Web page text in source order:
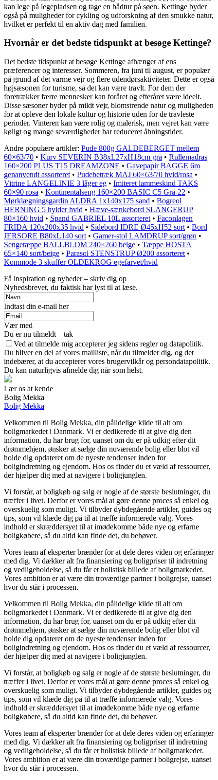
kan lege på legepladsen og tage en bådtur på søen. Kettinge byder
også på muligheder for cykling og udforskning af den smukke natur,
hvilket er perfekt til en aktiv dag med familien.
Hvornår er det bedste tidspunkt at besøge Kettinge?
Det bedste tidspunkt at besøge Kettinge afhænger af ens
præferencer og interesser. Sommeren, fra juni til august, er populær
på grund af det varme vejr og flere udendørsaktiviteter. Dette er også
højsæsonen for turisme, så det kan være travlt. For dem der
foretrækker færre mennesker kan foråret og efteråret være ideelt.
Disse sæsoner byder på mildt vejr, blomstrende natur og muligheden
for at opleve den lokale kultur og historie uden for de travleste
perioder. Vinteren kan være rolig og malerisk, men vejret kan være
køligt og mange seværdigheder har reduceret åbningstider.
Andre populære artikler: Pude 800g GALDEBERGET mellem
60×63/70 • Kurv SEVERIN B38xL27xH18cm grå • Rullemadras
160×200 PLUS T15 DREAMZONE • Gavepapir BAGGE 6m
genanvendt assorteret • Pudebetræk MAJ 60×63/70 hvid/rosa •
Vitrine LANGELINIE 3 låger eg • Imiteret lammeskind TAKS
60×90 rosa • Kontinentalseng 160×200 BASIC C5 Grå-22 •
Mørklægningsgardin ALDRA 1x140x175 sand • Bogreol
HERNING 5 hylder hvid • Hæve-sænkebord SLANGERUP
80×160 hvid • Spand GABRIEL 10L assorteret • Faconlagen
FRIDA 120x200x35 hvid • Sidebord IDRE Ø45xH52 sort • Bord
JERSORE B80xL140 sort • Gamer-stol LAMDRUP sort/grøn •
Sengetæppe BALLBLOM 240×260 beige • Tæppe HOSTA
65×140 sort/beige • Parasol STENSTRUP Ø200 assorteret •
Kommode 3 skuffer OLDEKROG egefarvet/hvid
Få inspiration og nyheder – skriv dig op
Nyhedsbrevet, du faktisk har lyst til at læse.
Indtast din e-mail her
Vær med
Du er nu tilmeldt – tak
Ved at tilmelde mig accepterer jeg sidens regler og datapolitik.
Du bliver en del af vores mailliste, når du tilmelder dig, og det
indebærer, at du accepterer vores brugervilkår og persondatapolitik.
Du kan naturligvis afmelde dig når som helst.
Lær os at kende
Bolig Mekka
Bolig Mekka
Velkommen til Bolig Mekka, din pålidelige kilde til alt om
boligmarkedet i Danmark. Vi er dedikerede til at give dig den
information, du har brug for, uanset om du er på udkig efter dit
drømmehjem, ønsker at sælge din nuværende bolig eller blot vil
holde dig opdateret om de nyeste tendenser inden for
boligindretning og ejendom. Hos os finder du et væld af ressourcer,
der hjælper dig med at navigere i boligjunglen.
Vi forstår, at boligkøb og salg er nogle af de største beslutninger, du
træffer i livet. Derfor er vores mål at gøre denne proces så enkel og
overskuelig som muligt. Vi tilbyder dybdegående artikler, guides og
tips, som vil klæde dig på til at træffe informerede valg. Vores
indhold er skræddersyet til at imødekomme både nye og erfarne
boligkøbere, så du altid kan finde det, du behøver.
Vores team af eksperter brænder for at dele deres viden og erfaringer
med dig. Vi dækker alt fra finansiering og boligpriser til indretning
og vedligeholdelse, så du får et holistisk billede af boligmarkedet.
Vores ambition er at være din troværdige partner i boligrejse, uanset
hvor du står i processen.
Velkommen til Bolig Mekka, din pålidelige kilde til alt om
boligmarkedet i Danmark. Vi er dedikerede til at give dig den
information, du har brug for, uanset om du er på udkig efter dit
drømmehjem, ønsker at sælge din nuværende bolig eller blot vil
holde dig opdateret om de nyeste tendenser inden for
boligindretning og ejendom. Hos os finder du et væld af ressourcer,
der hjælper dig med at navigere i boligjunglen.
Vi forstår, at boligkøb og salg er nogle af de største beslutninger, du
træffer i livet. Derfor er vores mål at gøre denne proces så enkel og
overskuelig som muligt. Vi tilbyder dybdegående artikler, guides og
tips, som vil klæde dig på til at træffe informerede valg. Vores
indhold er skræddersyet til at imødekomme både nye og erfarne
boligkøbere, så du altid kan finde det, du behøver.
Vores team af eksperter brænder for at dele deres viden og erfaringer
med dig. Vi dækker alt fra finansiering og boligpriser til indretning
og vedligeholdelse, så du får et holistisk billede af boligmarkedet.
Vores ambition er at være din troværdige partner i boligrejse, uanset
hvor du står i processen.